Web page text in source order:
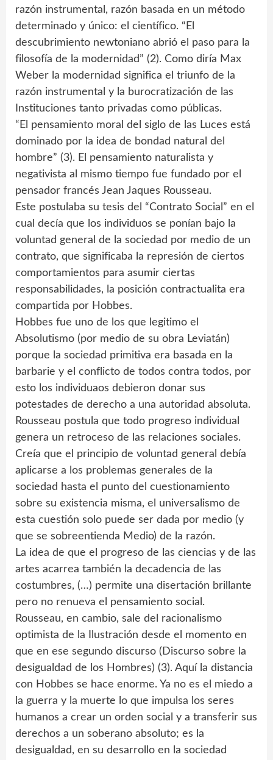
razón instrumental, razón basada en un método
determinado y único: el científico. “El
descubrimiento newtoniano abrió el paso para la
filosofía de la modernidad” (2). Como diría Max
Weber la modernidad significa el triunfo de la
razón instrumental y la burocratización de las
Instituciones tanto privadas como públicas.
“El pensamiento moral del siglo de las Luces está
dominado por la idea de bondad natural del
hombre” (3). El pensamiento naturalista y
negativista al mismo tiempo fue fundado por el
pensador francés Jean Jaques Rousseau.
Este postulaba su tesis del “Contrato Social” en el
cual decía que los individuos se ponían bajo la
voluntad general de la sociedad por medio de un
contrato, que significaba la represión de ciertos
comportamientos para asumir ciertas
responsabilidades, la posición contractualita era
compartida por Hobbes.
Hobbes fue uno de los que legitimo el
Absolutismo (por medio de su obra Leviatán)
porque la sociedad primitiva era basada en la
barbarie y el conflicto de todos contra todos, por
esto los individuaos debieron donar sus
potestades de derecho a una autoridad absoluta.
Rousseau postula que todo progreso individual
genera un retroceso de las relaciones sociales.
Creía que el principio de voluntad general debía
aplicarse a los problemas generales de la
sociedad hasta el punto del cuestionamiento
sobre su existencia misma, el universalismo de
esta cuestión solo puede ser dada por medio (y
que se sobreentienda Medio) de la razón.
La idea de que el progreso de las ciencias y de las
artes acarrea también la decadencia de las
costumbres, (…) permite una disertación brillante
pero no renueva el pensamiento social.
Rousseau, en cambio, sale del racionalismo
optimista de la Ilustración desde el momento en
que en ese segundo discurso (Discurso sobre la
desigualdad de los Hombres) (3). Aquí la distancia
con Hobbes se hace enorme. Ya no es el miedo a
la guerra y la muerte lo que impulsa los seres
humanos a crear un orden social y a transferir sus
derechos a un soberano absoluto; es la
desigualdad, en su desarrollo en la sociedad